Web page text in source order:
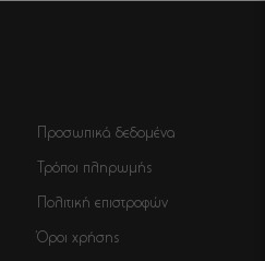
Προσωπικά δεδομένα
Τρόποι πληρωμής
Πολιτική επιστροφών
Όροι χρήσης